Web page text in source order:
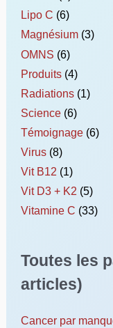
Lipo C (6)
Magnésium (3)
OMNS (6)
Produits (4)
Radiations (1)
Science (6)
Témoignage (6)
Virus (8)
Vit B12 (1)
Vit D3 + K2 (5)
Vitamine C (33)
Toutes les
articles)
Cancer par